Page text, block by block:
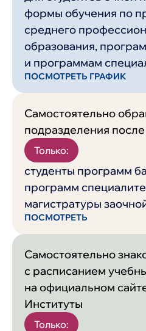
формы обучения по
среднего
образования,
и программам
ПОСМОТРЕТЬ ГРАФИК
Самостоятельно
подразделения после
Только:
студенты программ
программ
магистратуры
ПОСМОТРЕТЬ
Самостоятельно
с расписанием
на официальном
Институты
Только: